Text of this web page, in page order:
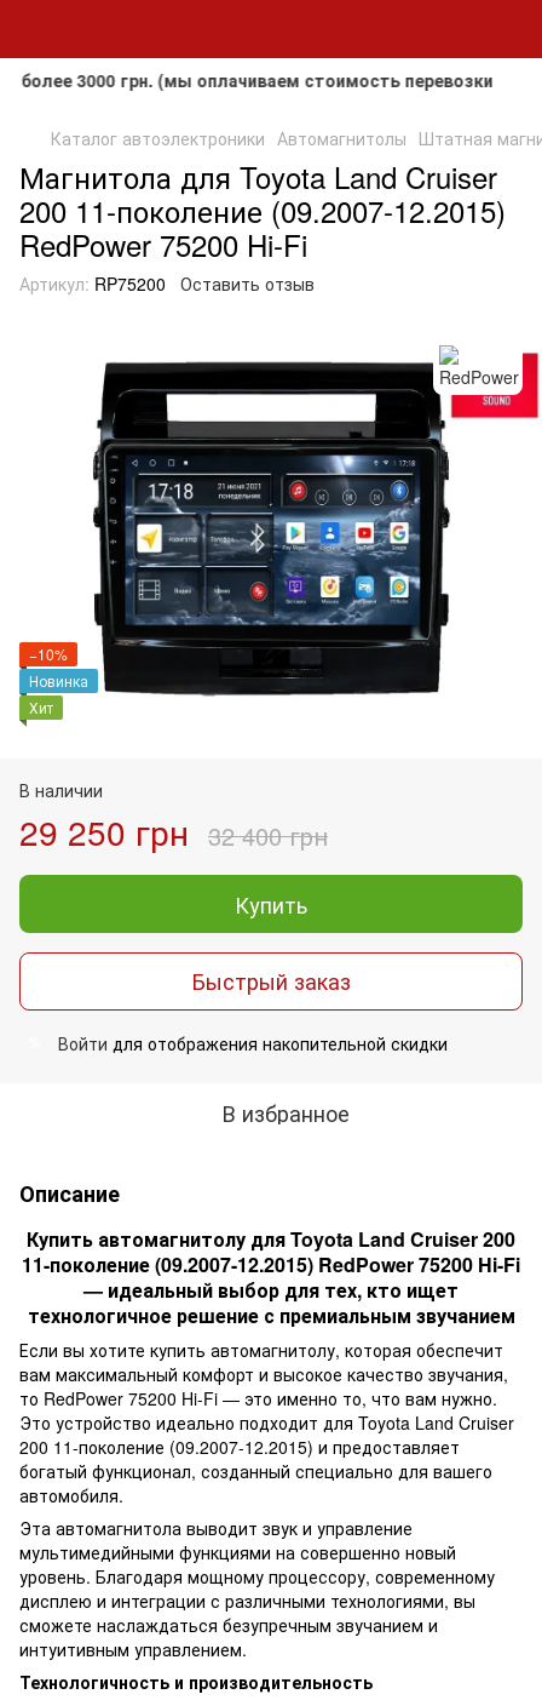
грн. (мы оплачиваем стоимость перевозки до
Каталог автоэлектроники Автомагнитолы Штатная
Магнитола для Toyota Land Cruiser
200 11-поколение (09.2007-12.2015)
RedPower 75200 Hi-Fi
Артикул: RP75200 Оставить отзыв
−10%
Новинка
Хит
В наличии
29 250 грн 32 400 грн
Купить
Быстрый заказ
Войти для отображения накопительной скидки
В избранное
Описание
Купить автомагнитолу для Toyota Land Cruiser 200
11-поколение (09.2007-12.2015) RedPower 75200 Hi-Fi
— идеальный выбор для тех, кто ищет
технологичное решение с премиальным звучанием
Если вы хотите купить автомагнитолу, которая обеспечит
вам максимальный комфорт и высокое качество звучания,
то RedPower 75200 Hi-Fi — это именно то, что вам нужно.
Это устройство идеально подходит для Toyota Land Cruiser
200 11-поколение (09.2007-12.2015) и предоставляет
богатый функционал, созданный специально для вашего
автомобиля.
Эта автомагнитола выводит звук и управление
мультимедийными функциями на совершенно новый
уровень. Благодаря мощному процессору, современному
дисплею и интеграции с различными технологиями, вы
сможете наслаждаться безупречным звучанием и
интуитивным управлением.
Технологичность и производительность